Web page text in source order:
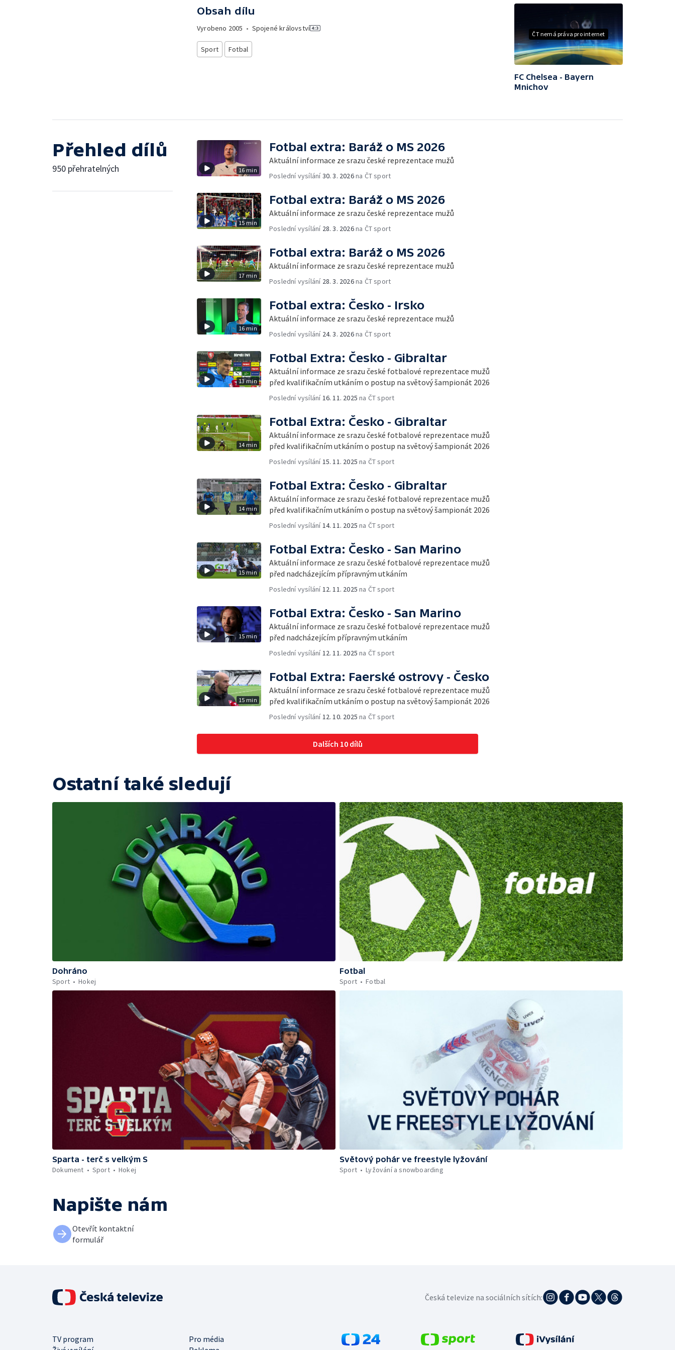
Obsah dílu
Vyrobeno 2005 • Spojené království
Sport Fotbal
ČT nemá práva pro internet
FC Chelsea - Bayern
Mnichov
Přehled dílů
950 přehratelných 16 min
Fotbal extra: Baráž o MS 2026
Aktuální informace ze srazu české reprezentace mužů
Poslední vysílání30. 3. 2026na ČT sport
15 min
Fotbal extra: Baráž o MS 2026
Aktuální informace ze srazu české reprezentace mužů
Poslední vysílání 28. 3. 2026na ČT sport
17 min
Fotbal extra: Baráž o MS 2026
Aktuální informace ze srazu české reprezentace mužů
Poslední vysílání 28. 3. 2026na ČT sport
16 min
Fotbal extra: Česko - Irsko
Aktuální informace ze srazu české reprezentace mužů
Poslední vysílání 24. 3. 2026na ČT sport
13 min
Fotbal Extra: Česko - Gibraltar
Aktuální informace ze srazu české fotbalové reprezentace mužů
před kvalifikačním utkáním o postup na světový šampionát 2026
Poslední vysílání 16. 11. 2025 na ČT sport
14 min
Fotbal Extra: Česko - Gibraltar
Aktuální informace ze srazu české fotbalové reprezentace mužů
před kvalifikačním utkáním o postup na světový šampionát 2026
Poslední vysílání 15. 11. 2025 na ČT sport
14 min
Fotbal Extra: Česko - Gibraltar
Aktuální informace ze srazu české fotbalové reprezentace mužů
před kvalifikačním utkáním o postup na světový šampionát 2026
Poslední vysílání 14. 11. 2025 na ČT sport
15 min
Fotbal Extra: Česko - San Marino
Aktuální informace ze srazu české fotbalové reprezentace mužů
před nadcházejícím přípravným utkáním
Poslední vysílání 12. 11. 2025 na ČT sport
15 min
Fotbal Extra: Česko - San Marino
Aktuální informace ze srazu české fotbalové reprezentace mužů
před nadcházejícím přípravným utkáním
Poslední vysílání 12. 11. 2025 na ČT sport
15 min
Fotbal Extra: Faerské ostrovy - Česko
Aktuální informace ze srazu české fotbalové reprezentace mužů
před kvalifikačním utkáním o postup na světový šampionát 2026
Poslední vysílání 12. 10. 2025 na ČT sport
Dalších 10 dílů
Ostatní také sledují
Dohráno
Sport
Hokej
Fotbal
Sport
Fotbal
Sparta - terč s velkým S
Dokument
Sport Hokej
Světový pohár ve freestyle lyžování
Sport
Lyžování a snowboarding
Napište nám
Otevřít kontaktní
formulář
TV program
Pro média
Česká televize na sociálních sítích: